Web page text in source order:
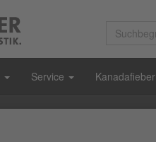
Service Kanadafieber